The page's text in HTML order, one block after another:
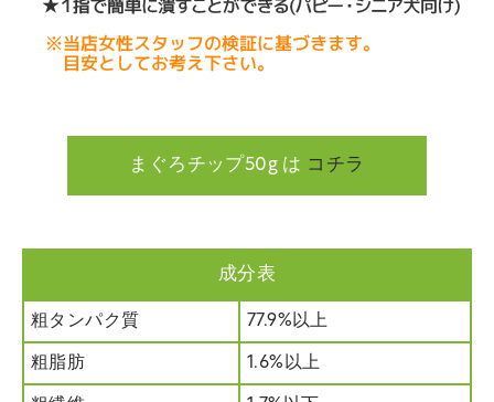
まぐろチップ50g は コチラ
成分表
粗タンパク質 77.9%以上
粗脂肪 1.6%以上